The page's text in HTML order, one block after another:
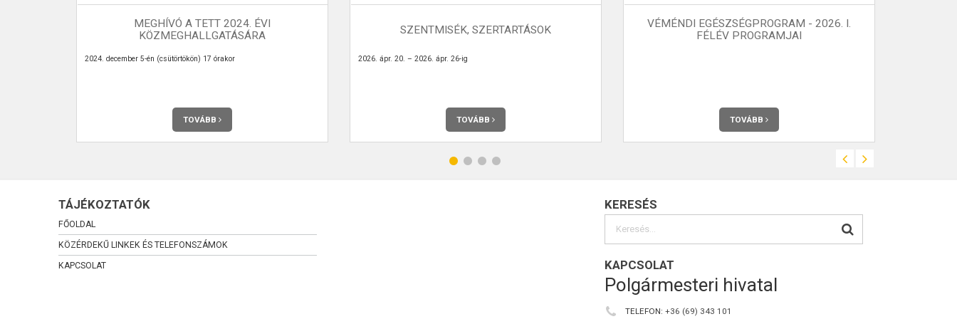
MEGHÍVÓ A TETT 2024. ÉVI
KÖZMEGHALLGATÁSÁRA
2024. december 5-én (csütörtökön) 17 órakor
TOVÁBB
SZENTMISÉK, SZERTARTÁSOK
2026. ápr. 20. – 2026. ápr. 26-ig
TOVÁBB
VÉMÉNDI EGÉSZSÉGPROGRAM - 2026. I.
FÉLÉV PROGRAMJAI
TOVÁBB
TÁJÉKOZTATÓK
FŐOLDAL
KÖZÉRDEKŰ LINKEK ÉS TELEFONSZÁMOK
KAPCSOLAT
KERESÉS
KAPCSOLAT
Polgármesteri hivatal
TELEFON: +36 (69) 343 101